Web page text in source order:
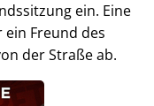
ein. Eine
ein Freund des
der Straße ab.